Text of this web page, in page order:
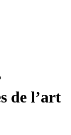
de l’art